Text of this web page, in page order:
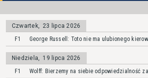
Czwartek, 23 lipca 2026
F1
George Russell: Toto nie ma ulubionego
Niedziela, 19 lipca 2026
F1
Wolff: Bierzemy na siebie odpowiedzialność